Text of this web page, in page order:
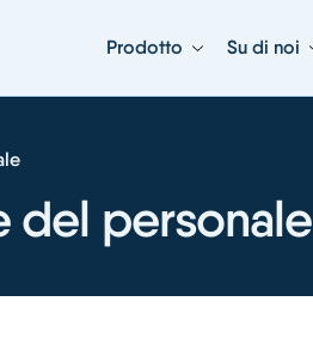
Prodotto Su di noi
del personale